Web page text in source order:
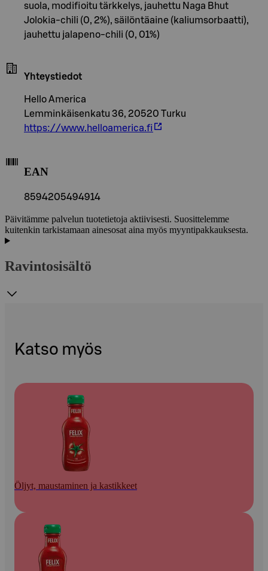
suola, modifioitu tärkkelys, jauhettu Naga Bhut
Jolokia-chili (0, 2%), säilöntäaine (kaliumsorbaatti),
jauhettu jalapeno-chili (0, 01%)
Yhteystiedot
Hello America
Lemminkäisenkatu 36, 20520 Turku
https://www.helloamerica.fi
EAN
8594205494914
Päivitämme palvelun tuotetietoja aktiivisesti. Suosittelemme
kuitenkin tarkistamaan ainesosat aina myös myyntipakkauksesta.
Ravintosisältö
Katso myös
Öljyt, maustaminen ja kastikkeet